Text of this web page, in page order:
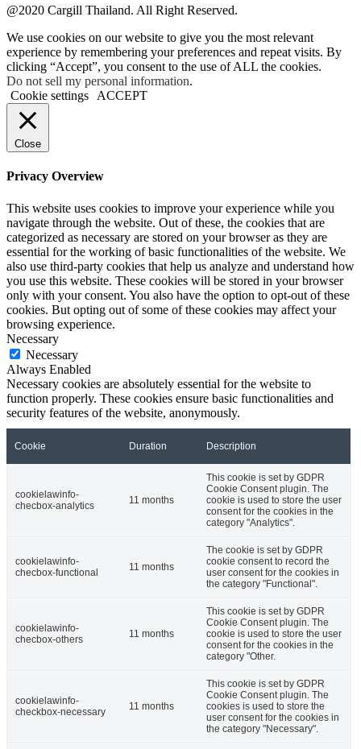
@2020 Cargill Thailand. All Right Reserved.
We use cookies on our website to give you the most relevant
experience by remembering your preferences and repeat visits. By
clicking “Accept”, you consent to the use of ALL the cookies.
Do not sell my personal information.
Cookie settings
ACCEPT
Close
Privacy Overview
This website uses cookies to improve your experience while you
navigate through the website. Out of these, the cookies that are
categorized as necessary are stored on your browser as they are
essential for the working of basic functionalities of the website. We
also use third-party cookies that help us analyze and understand how
you use this website. These cookies will be stored in your browser
only with your consent. You also have the option to opt-out of these
cookies. But opting out of some of these cookies may affect your
browsing experience.
Necessary
Necessary
Always Enabled
Necessary cookies are absolutely essential for the website to
function properly. These cookies ensure basic functionalities and
security features of the website, anonymously.
Cookie Duration Description
cookielawinfo-
checbox-analytics
11 months
This cookie is set by GDPR
Cookie Consent plugin. The
cookie is used to store the user
consent for the cookies in the
category "Analytics".
cookielawinfo-
checbox-functional
11 months
The cookie is set by GDPR
cookie consent to record the
user consent for the cookies in
the category "Functional".
cookielawinfo-
checbox-others
11 months
This cookie is set by GDPR
Cookie Consent plugin. The
cookie is used to store the user
consent for the cookies in the
category "Other.
cookielawinfo-
checkbox-necessary
11 months
This cookie is set by GDPR
Cookie Consent plugin. The
cookies is used to store the
user consent for the cookies in
the category "Necessary".